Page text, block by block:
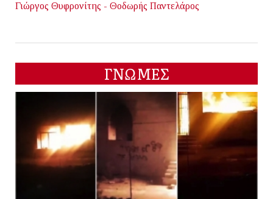
Γιώργος Θυφρονίτης - Θοδωρής Παντελάρος
ΓΝΩΜΕΣ